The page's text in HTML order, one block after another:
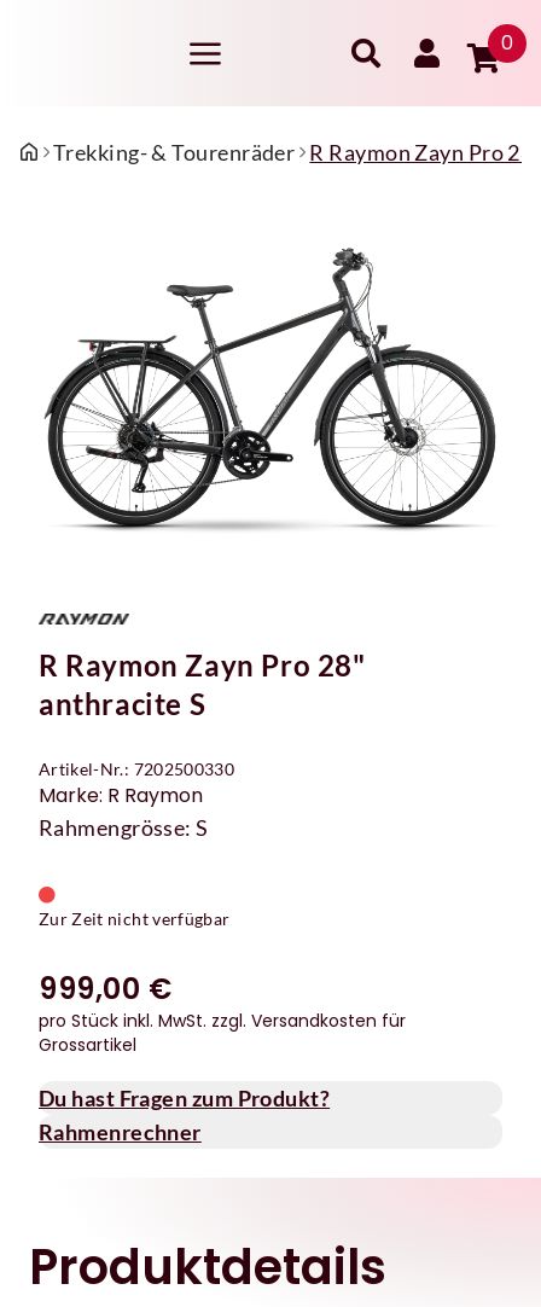
0
Trekking- & Tourenräder R Raymon Zayn Pro
R Raymon Zayn Pro 28"
anthracite S
Artikel-Nr.: 7202500330
Marke: R Raymon
Rahmengrösse: S
Zur Zeit nicht verfügbar
999,00 €
pro Stück inkl. MwSt. zzgl. Versandkosten für
Grossartikel
Du hast Fragen zum Produkt?
Rahmenrechner
Produktdetails